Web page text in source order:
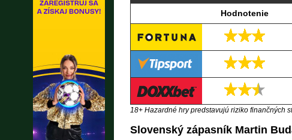
Hodnotenie
18+ Hazardné hry predstavujú riziko finančných
Slovenský zápasník Martin